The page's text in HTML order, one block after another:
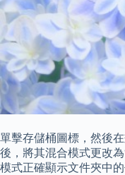
單擊存儲桶圖標，然後
後，將其混合模式更改
模式正確顯示文件夾中